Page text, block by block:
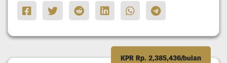
KPR Rp. 2,385,436/bulan